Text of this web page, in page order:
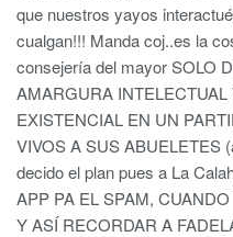
que nuestros yayos
cualgan!!! Manda coj..es la
consejería del mayor SOLO
AMARGURA
EXISTENCIAL EN UN
VIVOS A SUS ABUELETES
decido el plan pues a La
APP PA EL SPAM,
Y ASÍ RECORDAR A